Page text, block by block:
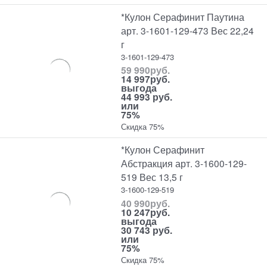
*Кулон Серафинит Паутина
арт. 3-1601-129-473 Вес 22,24
г
3-1601-129-473
59 990руб.
14 997руб.
выгода
44 993 руб.
или
75%
Скидка 75%
*Кулон Серафинит
Абстракция арт. 3-1600-129-
519 Вес 13,5 г
3-1600-129-519
40 990руб.
10 247руб.
выгода
30 743 руб.
или
75%
Скидка 75%